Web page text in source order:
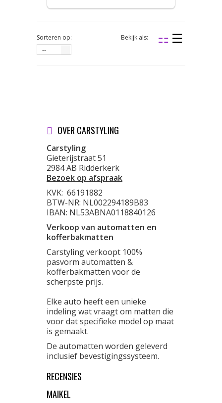
Sorteren op:
--
Bekijk als:
OVER CARSTYLING
Carstyling
Gieterijstraat 51
2984 AB Ridderkerk
Bezoek op afspraak
KVK: 66191882
BTW-NR: NL002294189B83
IBAN: NL53ABNA0118840126
Verkoop van automatten en
kofferbakmatten
Carstyling verkoopt 100%
pasvorm automatten &
kofferbakmatten voor de
scherpste prijs.
Elke auto heeft een unieke
indeling wat vraagt om matten die
voor dat specifieke model op maat
is gemaakt.
De automatten worden geleverd
inclusief bevestigingssysteem.
RECENSIES
MAIKEL